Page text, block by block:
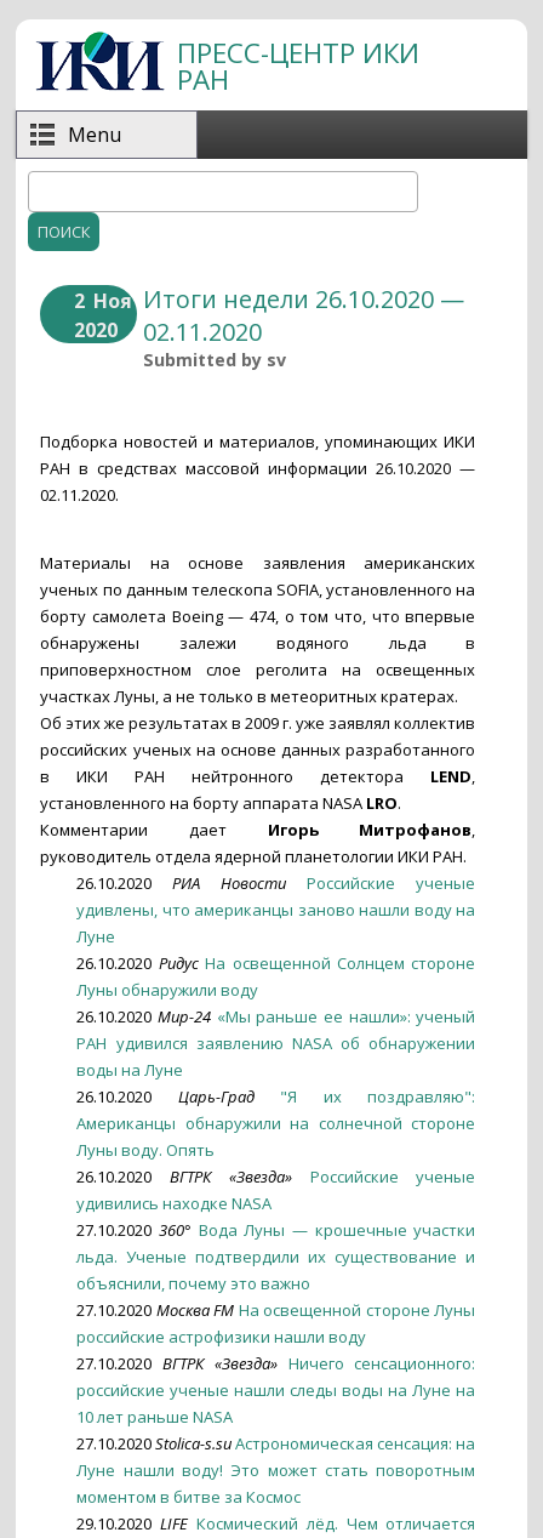
Перейти к основному содержанию
ПРЕСС-ЦЕНТР ИКИ
РАН
Menu
Форма поиска
2 Ноя
2020
Итоги недели 26.10.2020 —
02.11.2020
Submitted by sv
Подборка новостей и материалов, упоминающих ИКИ
РАН в средствах массовой информации 26.10.2020 —
02.11.2020.
Материалы на основе заявления американских
ученых по данным телескопа SOFIA, установленного на
борту самолета Boeing — 474, о том что, что впервые
обнаружены залежи водяного льда в
приповерхностном слое реголита на освещенных
участках Луны, а не только в метеоритных кратерах.
Об этих же результатах в 2009 г. уже заявлял коллектив
российских ученых на основе данных разработанного
в ИКИ РАН нейтронного детектора LEND,
установленного на борту аппарата NASA LRO.
Комментарии дает Игорь Митрофанов,
руководитель отдела ядерной планетологии ИКИ РАН.
26.10.2020РИА Новости
Российские ученые
удивлены, что американцы заново нашли воду на
Луне
26.10.2020 Ридус На освещенной Солнцем стороне
Луны обнаружили воду
26.10.2020Мир-24 «Мы раньше ее нашли»: ученый
РАН удивился заявлению NASA об обнаружении
воды на Луне
26.10.2020 Царь-Град
"Я их поздравляю":
Американцы обнаружили на солнечной стороне
Луны воду. Опять
26.10.2020ВГТРК «Звезда»
Российские ученые
удивились находке NASA
27.10.2020360° Вода Луны — крошечные участки
льда. Ученые подтвердили их существование и
объяснили, почему это важно
27.10.2020 Москва FM На освещенной стороне Луны
российские астрофизики нашли воду
27.10.2020ВГТРК «Звезда» Ничего сенсационного:
российские ученые нашли следы воды на Луне на
10 лет раньше NASA
27.10.2020Stolica-s.suАстрономическая сенсация: на
Луне нашли воду! Это может стать поворотным
моментом в битве за Космос
29.10.2020 LIFE Космический лёд. Чем отличается